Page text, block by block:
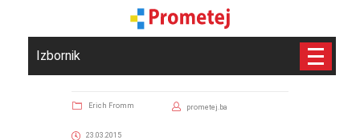
Izbornik
Erich Fromm prometej.ba
23.03.2015